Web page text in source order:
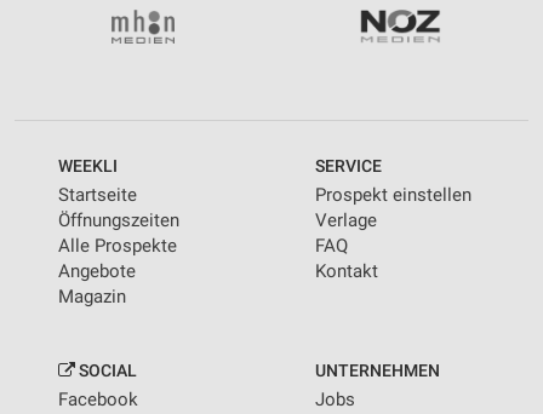
WEEKLI
Startseite
Öffnungszeiten
Alle Prospekte
Angebote
Magazin
SERVICE
Prospekt einstellen
Verlage
FAQ
Kontakt
SOCIAL
Facebook
UNTERNEHMEN
Jobs